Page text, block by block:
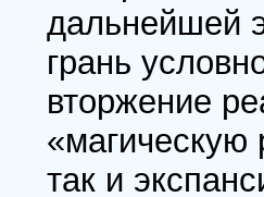
дальнейшей
грань
вторжение
«магическую
так и